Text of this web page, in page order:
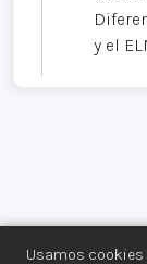
Usamos cookies
y el